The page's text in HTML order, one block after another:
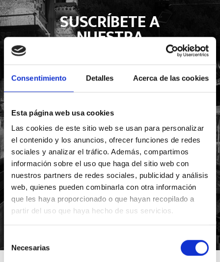
Consentimiento Detalles Acerca de las cookies
Esta página web usa cookies
Las cookies de este sitio web se usan para personalizar
el contenido y los anuncios, ofrecer funciones de redes
sociales y analizar el tráfico. Además, compartimos
información sobre el uso que haga del sitio web con
nuestros partners de redes sociales, publicidad y análisis
web, quienes pueden combinarla con otra información
que les haya proporcionado o que hayan recopilado a
partir del uso que haya hecho de sus servicios.
de Necesarias
SUSCRÍBETE A
NUESTRA
Y MANTENTE INFORMADO DE TODAS
NUESTRAS NOVEDADES
*Suscribiéndote aceptas nuestra política de privacidad